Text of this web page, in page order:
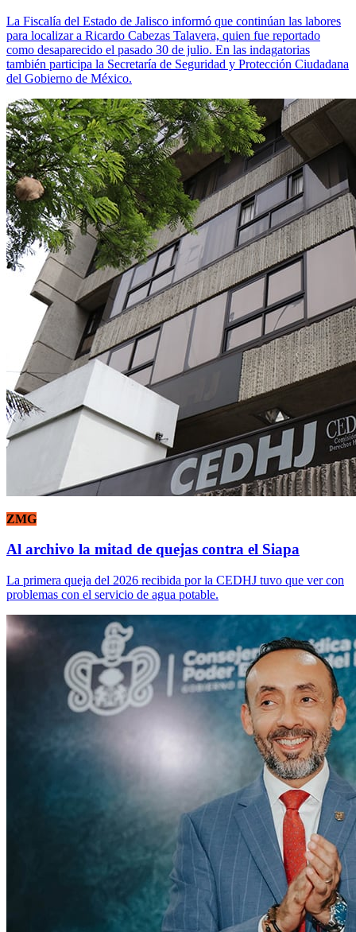
La Fiscalía del Estado de Jalisco informó que continúan las labores
para localizar a Ricardo Cabezas Talavera, quien fue reportado
como desaparecido el pasado 30 de julio. En las indagatorias
también participa la Secretaría de Seguridad y Protección Ciudadana
del Gobierno de México.
ZMG
Al archivo la mitad de quejas contra el Siapa
La primera queja del 2026 recibida por la CEDHJ tuvo que ver con
problemas con el servicio de agua potable.